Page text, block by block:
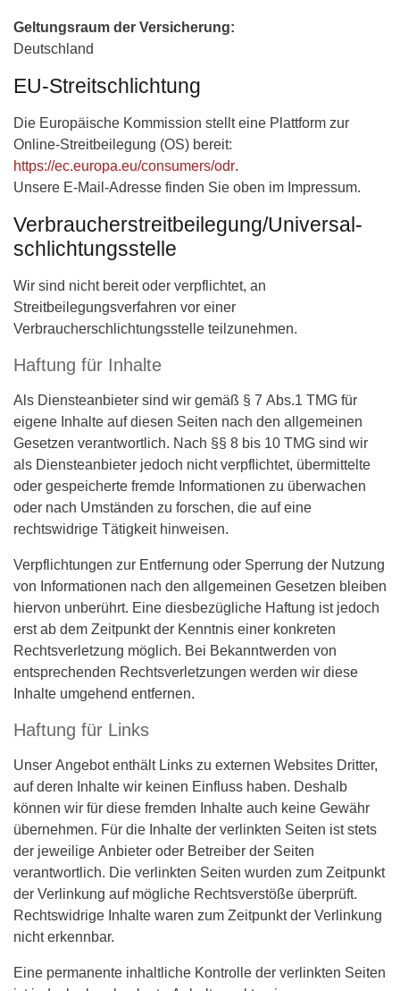
Geltungsraum der Versicherung:
Deutschland
EU-Streitschlichtung
Die Europäische Kommission stellt eine Plattform zur
Online-Streitbeilegung (OS) bereit:
https://ec.europa.eu/consumers/odr.
Unsere E-Mail-Adresse finden Sie oben im Impressum.
Verbraucher­streit­beilegung/Universal­
schlichtungs­stelle
Wir sind nicht bereit oder verpflichtet, an
Streitbeilegungsverfahren vor einer
Verbraucherschlichtungsstelle teilzunehmen.
Haftung für Inhalte
Als Diensteanbieter sind wir gemäß § 7 Abs.1 TMG für
eigene Inhalte auf diesen Seiten nach den allgemeinen
Gesetzen verantwortlich. Nach §§ 8 bis 10 TMG sind wir
als Diensteanbieter jedoch nicht verpflichtet, übermittelte
oder gespeicherte fremde Informationen zu überwachen
oder nach Umständen zu forschen, die auf eine
rechtswidrige Tätigkeit hinweisen.
Verpflichtungen zur Entfernung oder Sperrung der Nutzung
von Informationen nach den allgemeinen Gesetzen bleiben
hiervon unberührt. Eine diesbezügliche Haftung ist jedoch
erst ab dem Zeitpunkt der Kenntnis einer konkreten
Rechtsverletzung möglich. Bei Bekanntwerden von
entsprechenden Rechtsverletzungen werden wir diese
Inhalte umgehend entfernen.
Haftung für Links
Unser Angebot enthält Links zu externen Websites Dritter,
auf deren Inhalte wir keinen Einfluss haben. Deshalb
können wir für diese fremden Inhalte auch keine Gewähr
übernehmen. Für die Inhalte der verlinkten Seiten ist stets
der jeweilige Anbieter oder Betreiber der Seiten
verantwortlich. Die verlinkten Seiten wurden zum Zeitpunkt
der Verlinkung auf mögliche Rechtsverstöße überprüft.
Rechtswidrige Inhalte waren zum Zeitpunkt der Verlinkung
nicht erkennbar.
Eine permanente inhaltliche Kontrolle der verlinkten Seiten